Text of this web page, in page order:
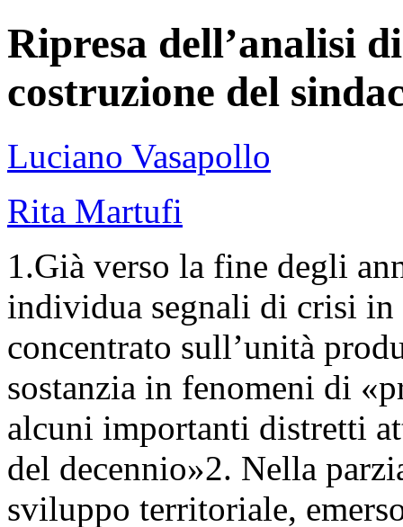
Ripresa dell’analisi
costruzione del
Luciano Vasapollo
Rita Martufi
1.Già verso la fine degli
individua segnali di crisi
concentrato sull’unità
sostanzia in fenomeni di
alcuni importanti distretti
del decennio»2. Nella
sviluppo territoriale,